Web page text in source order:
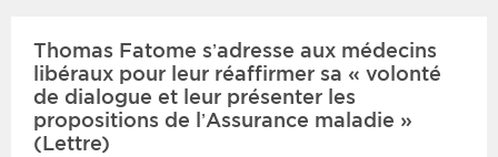
Thomas Fatome s’adresse aux médecins
libéraux pour leur réaffirmer sa « volonté
de dialogue et leur présenter les
propositions de l’Assurance maladie »
(Lettre)